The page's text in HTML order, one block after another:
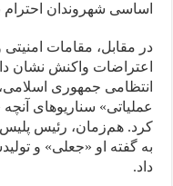
اساسی شهروندان احترام
در مقابل، مقامات امنیتی
اعتراضات واکنش نشان
انتظامی جمهوری
عملیاتی» سناریوهای
کرد. هم‌زمان، رئیس پلیس
به گفته او «جعلی» و
داد.